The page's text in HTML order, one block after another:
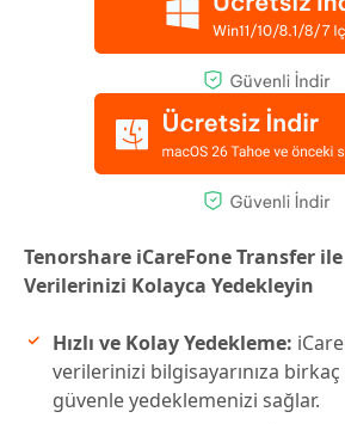
Tenorshare iCareFone Transfer
Verilerinizi Kolayca Yedekleyin
Hızlı ve Kolay Yedekleme:
verilerinizi bilgisayarınıza birkaç
güvenle yedeklemenizi sağlar.